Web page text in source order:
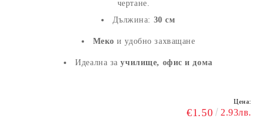
чертане.
Дължина: 30 см
Меко и удобно захващане
Идеална заучилище, офис и дома
Цена:
€1.50 2.93лв.